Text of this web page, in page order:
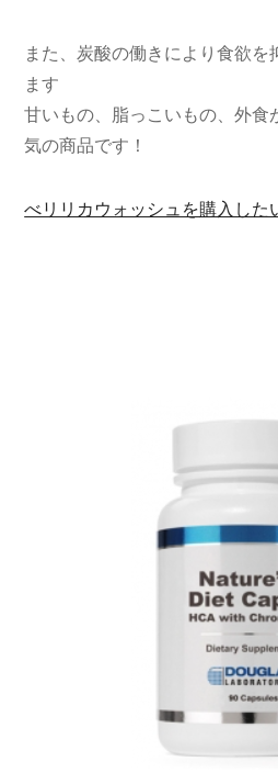
また、炭酸の働きにより食欲を
ます
甘いもの、脂っこいもの、外食
気の商品です！
べリリカウォッシュを購入した